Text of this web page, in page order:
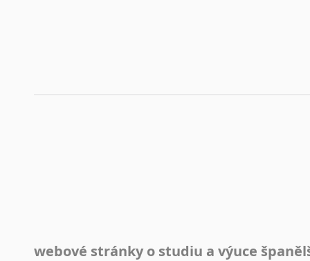
Jazykový korpus je elektronický soubor autentických
webové stránky o studiu a výuce